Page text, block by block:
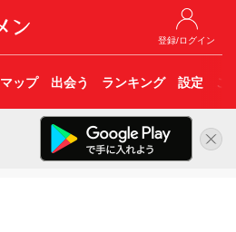
登録/ログイン
マップ 出会う ランキング 設定 こ